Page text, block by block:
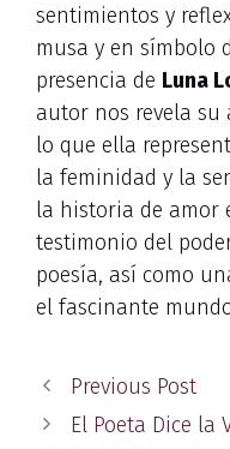
sentimientos y
musa y en símbolo
presencia de Luna
autor nos revela
lo que ella
la feminidad y la
la historia de amor
testimonio del
poesía, así como
el fascinante
Previous Post
El Poeta Dice la